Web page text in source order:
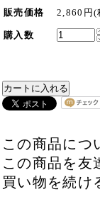
販売価格 2,860円(
購入数
この商品につ
この商品を友
買い物を続け